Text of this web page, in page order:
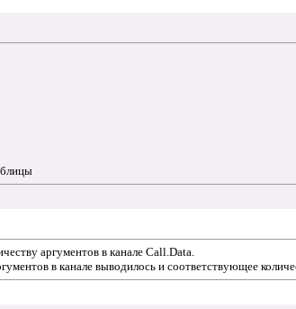
аргументов в канале Call.Data.
в канале выводилось и соответствующее